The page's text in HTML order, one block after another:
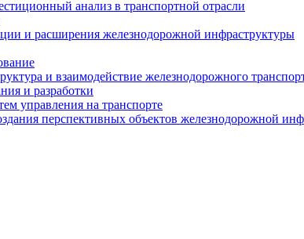
анализ в транспортной отрасли
и расширения железнодорожной инфраструктуры
и взаимодействие железнодорожного
и разработки
управления на транспорте
перспективных объектов железнодорожной